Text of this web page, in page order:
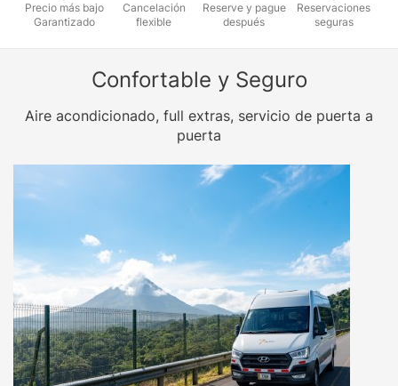
Precio más bajo
Garantizado
Cancelación
flexible
Reserve y pague
después
Reservaciones
seguras
Confortable y Seguro
Aire acondicionado, full extras, servicio de puerta a
puerta